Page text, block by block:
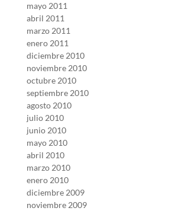
mayo 2011
abril 2011
marzo 2011
enero 2011
diciembre 2010
noviembre 2010
octubre 2010
septiembre 2010
agosto 2010
julio 2010
junio 2010
mayo 2010
abril 2010
marzo 2010
enero 2010
diciembre 2009
noviembre 2009